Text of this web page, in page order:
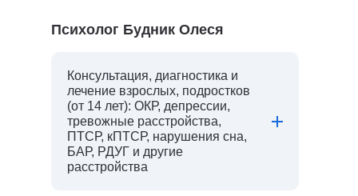
Психолог Будник Олеся
Консультация, диагностика и
лечение взрослых, подростков
(от 14 лет): ОКР, депрессии,
тревожные расстройства,
ПТСР, кПТСР, нарушения сна,
БАР, РДУГ и другие
расстройства